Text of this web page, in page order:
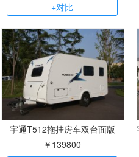
+对比
宇通T512拖挂房车双台面版
￥139800